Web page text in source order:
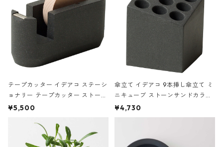
テープカッター イデアコ ステーシ
ョナリー テープカッター ストーン
サンドカラー 石調 ideaco Station
¥5,500
傘立て イデアコ 9本挿し傘立て ミ
ニキューブ ストーンサンドカラー
石調 ideaco Umbrella Stand CUB
E ストーンサンドブラック
¥4,730